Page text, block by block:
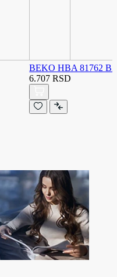
BEKO HBA 81762
6.707 RSD